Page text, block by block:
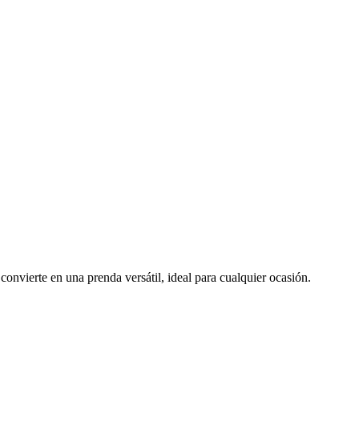
en una prenda versátil, ideal para cualquier ocasión.